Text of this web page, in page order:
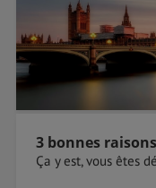
3 bonnes
Ça y est, vous êtes